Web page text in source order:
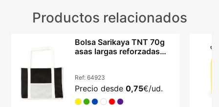
Productos relacionados
Bolsa Sarikaya TNT 70g
asas largas reforzadas
Ref: 64923
Precio desde 0,75€/ud.